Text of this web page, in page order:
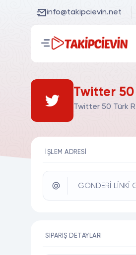
info@takipcievin.net
Twitter 50
Twitter 50 Türk
İŞLEM ADRESI
GÖNDERİ LİNKİ
SIPARIŞ DETAYLARI